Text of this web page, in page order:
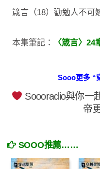
箴言（18）勸勉人不可
本集筆記： 〈箴言〉
Sooo更多 “
Soooradio與你一
帝
SOOO推薦……